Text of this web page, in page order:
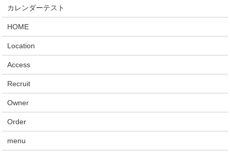
カレンダーテスト
HOME
Location
Access
Recruit
Owner
Order
menu